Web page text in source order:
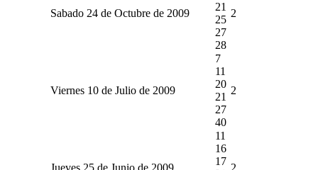
Sabado 24 de Octubre de 2009
21
25
27
28
2
Viernes 10 de Julio de 2009
7
11
20
21
27
40
2
Jueves 25 de Junio de 2009
11
16
17
2